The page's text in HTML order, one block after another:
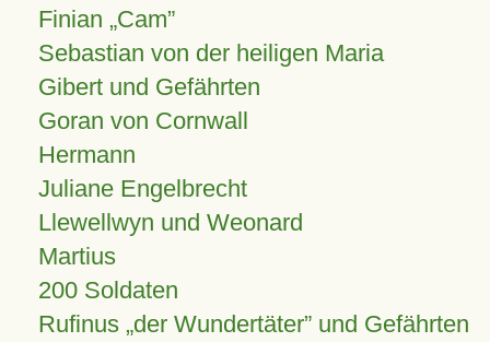
Finian Cam
Sebastian von der heiligen Maria
Gibert und Gefährten
Goran von Cornwall
Hermann
Juliane Engelbrecht
Llewellwyn und Weonard
Martius
200 Soldaten
Rufinus „der Wundertäter” und Gefährten